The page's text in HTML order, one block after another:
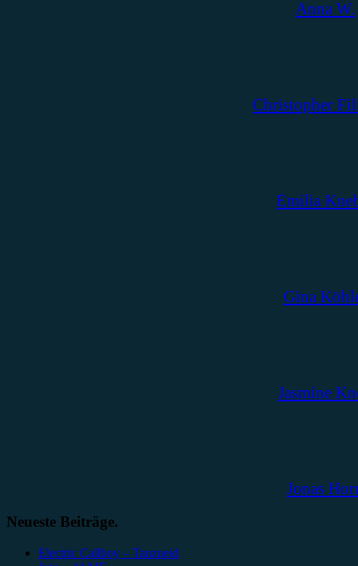
Anna W.
Christopher
Emilia
Gina
Jasmine
Jonas
Neueste Beiträge.
Electric Callboy – Tanzneid